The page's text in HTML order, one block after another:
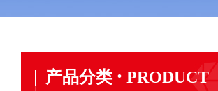
产品分类 · PRODUCT